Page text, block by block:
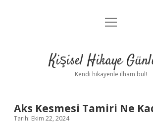
Anasayfa
Yasal Uyarı
menüyü
Kişisel Hikaye
Kendi hikayenle ilham bul!
Aks Kesmesi Tamiri Ne
Tarih: Ekim 22, 2024